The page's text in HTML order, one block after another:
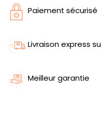
Paiement sécurisé
Livraison express
Meilleur garantie